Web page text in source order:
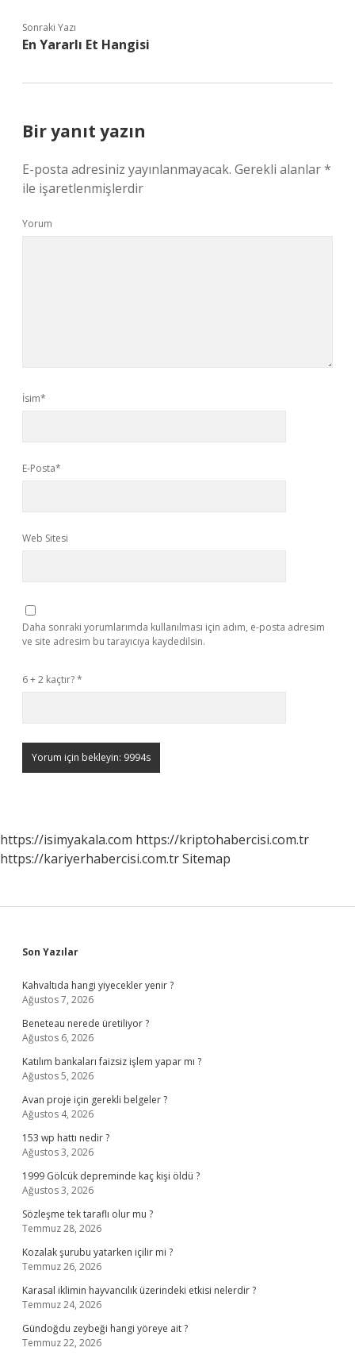
Sonraki Yazı
En Yararlı Et Hangisi
Bir yanıt yazın
E-posta adresiniz yayınlanmayacak. Gerekli alanlar*
ile işaretlenmişlerdir
Yorum
İsim*
E-Posta*
Web Sitesi
Daha sonraki yorumlarımda kullanılması için adım, e-posta adresim
ve site adresim bu tarayıcıya kaydedilsin.
6 + 2 kaçtır?*
https://isimyakala.com https://kriptohabercisi.com.tr
https://kariyerhabercisi.com.trSitemap
Sidebar
Son Yazılar
Kahvaltıda hangi yiyecekler yenir ?
Ağustos 7, 2026
Beneteau nerede üretiliyor ?
Ağustos 6, 2026
Katılım bankaları faizsiz işlem yapar mı ?
Ağustos 5, 2026
Avan proje için gerekli belgeler ?
Ağustos 4, 2026
153 wp hattı nedir ?
Ağustos 3, 2026
1999 Gölcük depreminde kaç kişi öldü ?
Ağustos 3, 2026
Sözleşme tek taraflı olur mu ?
Temmuz 28, 2026
Kozalak şurubu yatarken içilir mi ?
Temmuz 26, 2026
Karasal iklimin hayvancılık üzerindeki etkisi nelerdir ?
Temmuz 24, 2026
Gündoğdu zeybeği hangi yöreye ait ?
Temmuz 22, 2026